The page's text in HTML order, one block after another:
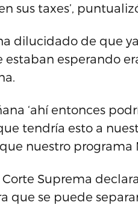
sus taxes’,
dilucidado de que
esperando
‘ahí entonces
tendría esto a
nuestro programa
Corte Suprema
que se puede